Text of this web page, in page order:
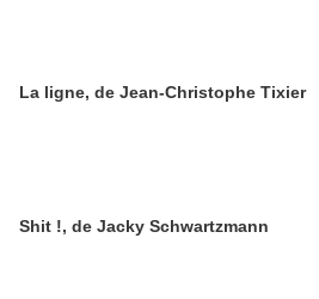
La ligne, de Jean-Christophe Tixier
Shit !, de Jacky Schwartzmann